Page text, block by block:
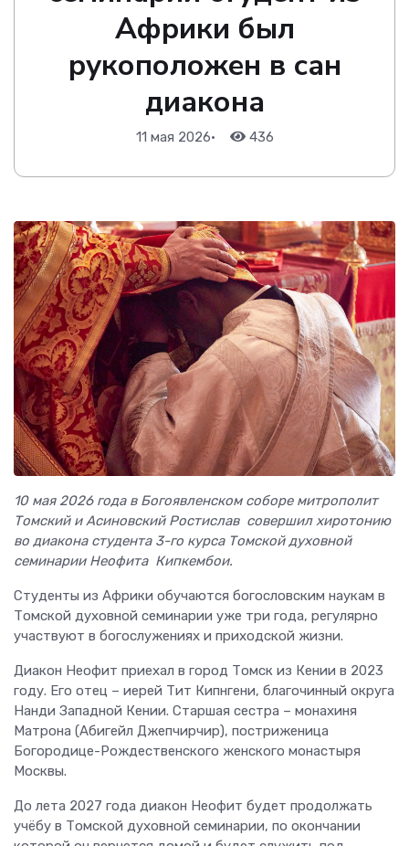
Африки был
рукоположен в сан
диакона
11 мая 2026• 436
10 мая 2026 года в Богоявленском соборе митрополит
Томский и Асиновский Ростислав совершил хиротонию
во диакона студента 3-го курса Томской духовной
семинарии Неофита Кипкембои.
Студенты из Африки обучаются богословским наукам в
Томской духовной семинарии уже три года, регулярно
участвуют в богослужениях и приходской жизни.
Диакон Неофит приехал в город Томск из Кении в 2023
году. Его отец – иерей Тит Кипнгени, благочинный округа
Нанди Западной Кении. Старшая сестра – монахиня
Матрона (Абигейл Джепчирчир), постриженица
Богородице-Рождественского женского монастыря
Москвы.
До лета 2027 года диакон Неофит будет продолжать
учёбу в Томской духовной семинарии, по окончании